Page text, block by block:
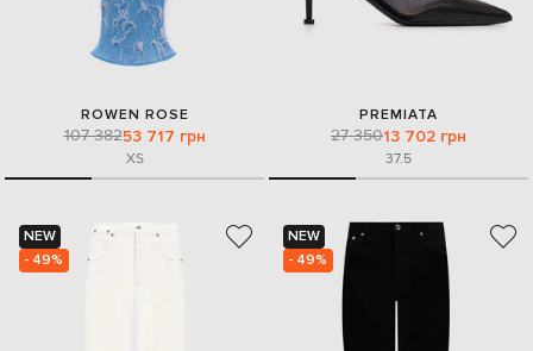
ROWEN ROSE
107 38253 717 грн
XS
PREMIATA
27 35013 702 грн
37.5
NEW
- 49%
NEW
- 49%